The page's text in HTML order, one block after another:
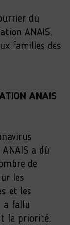
du
ANAIS,
familles des
ANAIS
a dû
de
les
et les
a fallu
la priorité.